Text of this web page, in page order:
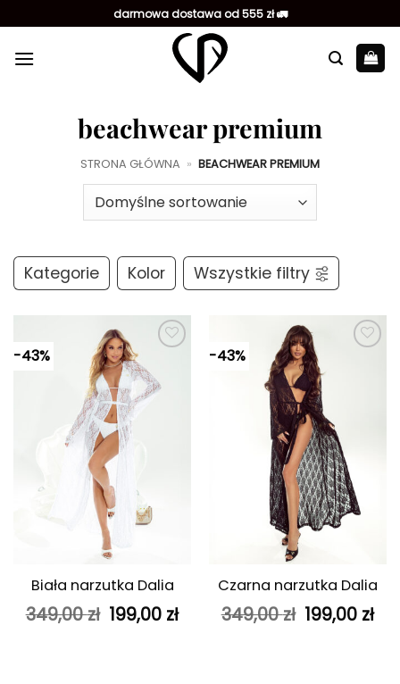
do
zawartości
darmowa dostawa od 555 zł 🚛
beachwear premium
STRONA GŁÓWNA » BEACHWEAR PREMIUM
Kategorie Kolor Wszystkie filtry
-43%
Dodaj do
ulubionych
Biała narzutka Dalia
349,00zł Pierwotna
cena
199,00 złAktualna
-43%
ulubionych
Czarna narzutka Dalia
349,00zł Pierwotna
cena
199,00 zł